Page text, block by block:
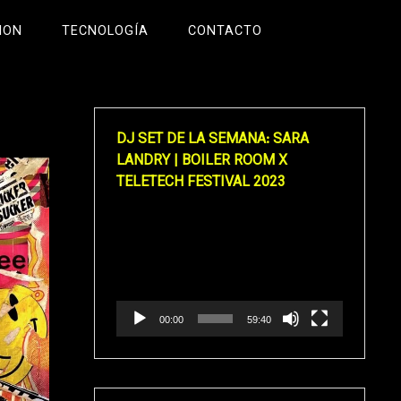
TECNOLOGÍA CONTACTO
DJ SET DE LA SEMANA: SARA
LANDRY | BOILER ROOM X
TELETECH FESTIVAL 2023
00:00 59:40